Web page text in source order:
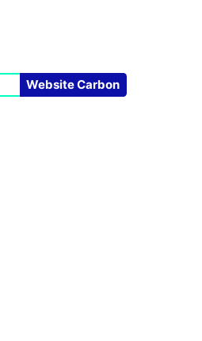
Website Carbon